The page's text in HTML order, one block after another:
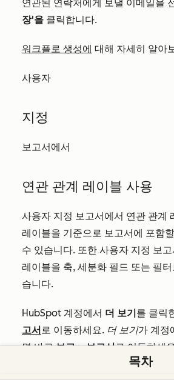
연관된 연락처에게 보낼 이메일을
장'을 클릭합니다.
워크플로 생성에 대해 자세히 알아
사용자
지정
보고서에서
연관 관계 레이블 사용
사용자 지정 보고서에서 연관 관계
레이블을 기준으로 보고서에 포함
수 있습니다. 또한 사용자 지정 보
레이블을 축, 세분화 필드 또는 필
습니다.
HubSpot 계정에서 더 보기를 클릭
고서 로 이동하세요. 더 보기가 계정
면 바로보고>보고서로 이동하세
목차